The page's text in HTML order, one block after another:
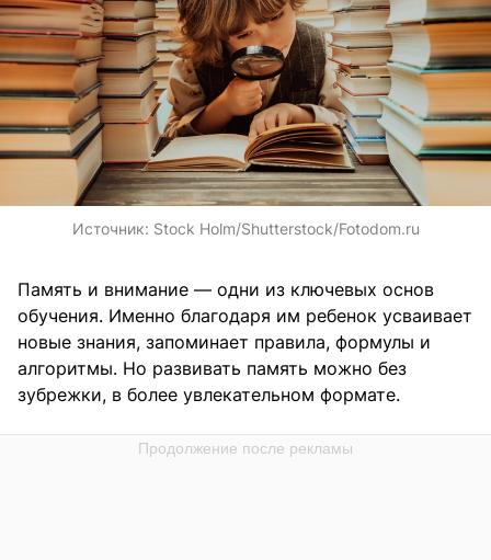
Источник: Stock Holm/Shutterstock/Fotodom.ru
Память и внимание — одни из ключевых основ
обучения. Именно благодаря им ребенок усваивает
новые знания, запоминает правила, формулы и
алгоритмы. Но развивать память можно без
зубрежки, в более увлекательном формате.